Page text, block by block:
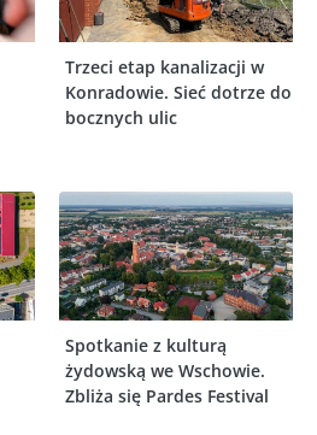
Trzeci etap kanalizacji w
Konradowie. Sieć dotrze do
bocznych ulic
Spotkanie z kulturą
żydowską we Wschowie.
Zbliża się Pardes Festival